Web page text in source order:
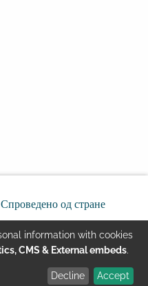
Спроведено од стране
information with cookies
CMS & External embeds.
Decline Accept